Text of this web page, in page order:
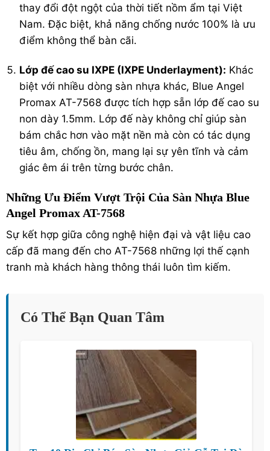
thay đổi đột ngột của thời tiết nồm ẩm tại Việt
Nam. Đặc biệt, khả năng chống nước 100% là ưu
điểm không thể bàn cãi.
Lớp đế cao su IXPE (IXPE Underlayment): Khác
biệt với nhiều dòng sàn nhựa khác, Blue Angel
Promax AT-7568 được tích hợp sẵn lớp đế cao su
non dày 1.5mm. Lớp đế này không chỉ giúp sàn
bám chắc hơn vào mặt nền mà còn có tác dụng
tiêu âm, chống ồn, mang lại sự yên tĩnh và cảm
giác êm ái trên từng bước chân.
Những Ưu Điểm Vượt Trội Của Sàn Nhựa Blue
Angel Promax AT-7568
Sự kết hợp giữa công nghệ hiện đại và vật liệu cao
cấp đã mang đến cho AT-7568 những lợi thế cạnh
tranh mà khách hàng thông thái luôn tìm kiếm.
Có Thể Bạn Quan Tâm